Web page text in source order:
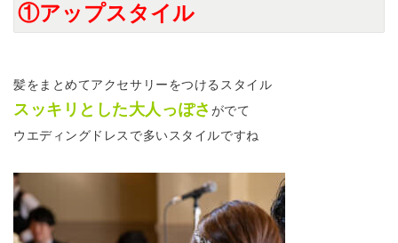
①アップスタイル
髪をまとめてアクセサリーをつけるスタイル
スッキリ とした大人っぽさ がでて
ウエディングドレスで多いスタイルですね